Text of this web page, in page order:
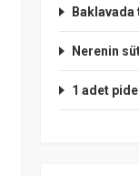
Nerenin
1 adet